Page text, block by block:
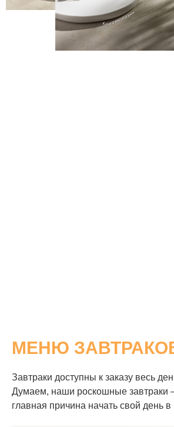
МЕНЮ
Завтраки доступны к заказу весь
Думаем, наши роскошные завтраки
главная причина начать свой день